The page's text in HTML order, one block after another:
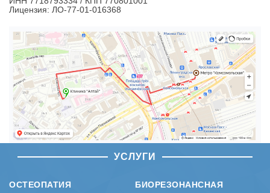
Лицензия: ЛО-77-01-016368
УСЛУГИ
ОСТЕОПАТИЯ
БИОРЕЗОНАНСНАЯ